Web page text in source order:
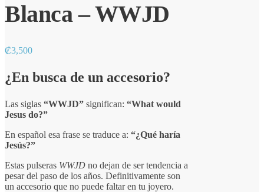
Blanca – WWJD
₡3,500
¿En busca de un accesorio?
Las siglas “WWJD” significan: “What would
Jesus do?”
En español esa frase se traduce a: “¿Qué haría
Jesús?”
Estas pulseras WWJD no dejan de ser tendencia a
pesar del paso de los años. Definitivamente son
un accesorio que no puede faltar en tu joyero.